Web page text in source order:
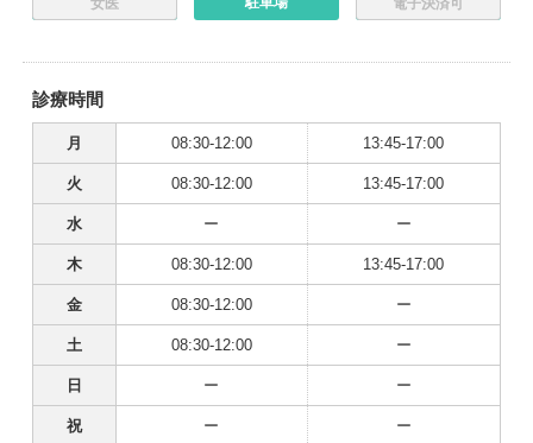
女医 電子決済可
診療時間
月 08:30-12:00 13:45-17:00
火 08:30-12:00 13:45-17:00
水 ー ー
木 08:30-12:00 13:45-17:00
金 08:30-12:00 ー
土 08:30-12:00 ー
日 ー ー
祝 ー ー